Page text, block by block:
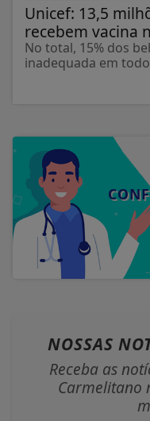
Unicef: 13,5
recebem vacina
No total, 15% dos
inadequada em
NOSSAS
Receba as
Carmelitano